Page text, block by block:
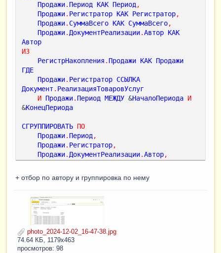
Продажи. Период КАК Период,
Продажи. Регистратор КАК Регистратор,
Продажи. СуммаВсего КАК СуммаВсего,
Продажи.ДокументРеализации.Автор КАК
Автор
ИЗ
РегистрНакопления . Продажи КАК Продажи
ГДЕ
Продажи. Регистратор ССЫЛКА
Документ . РеализацияТоваровУслуг
И Продажи. Период МЕЖДУ &НачалоПериода И
&КонецПериода
СГРУППИРОВАТЬ ПО
Продажи. Период,
Продажи. Регистратор,
Продажи.ДокументРеализации.Автор,
+ отбор по автору и группировка по нему
photo_2024-12-02_16-47-38.jpg
74.64 КБ, 1179x463
просмотров: 98